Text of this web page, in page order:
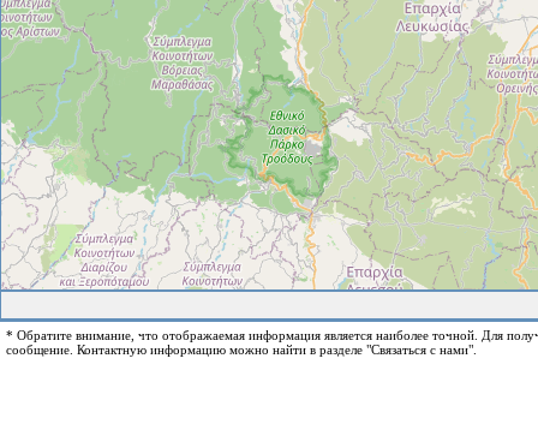
* Обратите внимание, что отображаемая информация является наиболее точной. Для
сообщение. Контактную информацию можно найти в разделе "Связаться с нами".